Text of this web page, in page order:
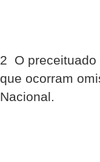
2  O
que ocorram
Nacional.